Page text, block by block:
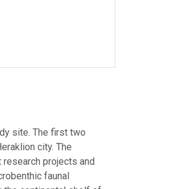
site. The first two
city. The
projects and
faunal